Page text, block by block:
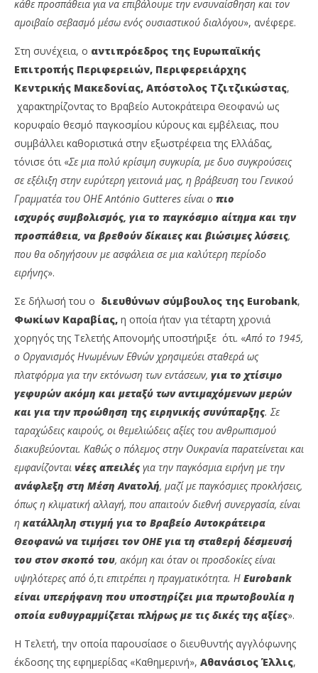
κάθε προσπάθεια για να επιβάλουμε την ενσυναίσθηση και τον
αμοιβαίο σεβασμό μέσω ενός ουσιαστικού διαλόγου», ανέφερε.
Στη συνέχεια, ο αντιπρόεδρος της Ευρωπαϊκής
Επιτροπής Περιφερειών, Περιφερειάρχης
Κεντρικής Μακεδονίας, Απόστολος Τζιτζικώστας,
χαρακτηρίζοντας το Βραβείο Αυτοκράτειρα Θεοφανώ ως
κορυφαίο θεσμό παγκοσμίου κύρους και εμβέλειας, που
συμβάλλει καθοριστικά στην εξωστρέφεια της Ελλάδας,
τόνισε ότι «Σε μια πολύ κρίσιμη συγκυρία, με δυο συγκρούσεις
σε εξέλιξη στην ευρύτερη γειτονιά μας, η βράβευση του Γενικού
Γραμματέα του ΟΗΕ António Gutteres είναι ο πιο
ισχυρός συμβολισμός, για το παγκόσμιο αίτημα και την
προσπάθεια, να βρεθούν δίκαιες και βιώσιμες λύσεις,
που θα οδηγήσουν με ασφάλεια σε μια καλύτερη περίοδο
ειρήνης».
Σε δήλωσή του ο διευθύνων σύμβουλος της Eurobank,
Φωκίων Καραβίας, η οποία ήταν για τέταρτη χρονιά
χορηγός της Τελετής Απονομής υποστήριξε ότι. «Από το 1945,
ο Οργανισμός Ηνωμένων Εθνών χρησιμεύει σταθερά ως
πλατφόρμα για την εκτόνωση των εντάσεων, για το χτίσιμο
γεφυρών ακόμη και μεταξύ των αντιμαχόμενων μερών
και για την προώθηση της ειρηνικής συνύπαρξης. Σε
ταραχώδεις καιρούς, οι θεμελιώδεις αξίες του ανθρωπισμού
διακυβεύονται. Καθώς ο πόλεμος στην Ουκρανία παρατείνεται και
εμφανίζονται νέες απειλές για την παγκόσμια ειρήνη με την
ανάφλεξη στη Μέση Ανατολή, μαζί με παγκόσμιες προκλήσεις,
όπως η κλιματική αλλαγή, που απαιτούν διεθνή συνεργασία, είναι
η κατάλληλη στιγμή για το Βραβείο Αυτοκράτειρα
Θεοφανώ να τιμήσει τον ΟΗΕ για τη σταθερή δέσμευσή
του στον σκοπό του, ακόμη και όταν οι προσδοκίες είναι
υψηλότερες από ό,τι επιτρέπει η πραγματικότητα. Η Eurobank
είναι υπερήφανη που υποστηρίζει μια πρωτοβουλία η
οποία ευθυγραμμίζεται πλήρως με τις δικές της αξίες».
Η Τελετή, την οποία παρουσίασε ο διευθυντής αγγλόφωνης
έκδοσης της εφημερίδας «Καθημερινή», Αθανάσιος Έλλις,